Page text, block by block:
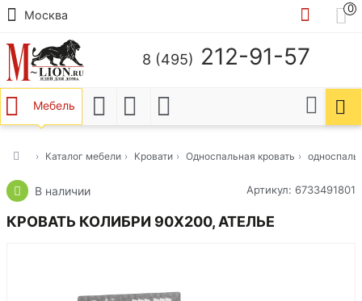
Москва
0
8 (495) 212-91-57
Мебель
Каталог мебели Кровати Односпальная кровать
В наличии Артикул: 6733491801
КРОВАТЬ КОЛИБРИ 90Х200, АТЕЛЬЕ